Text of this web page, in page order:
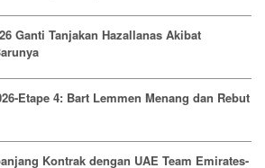
Ganti Tanjakan Hazallanas Akibat
Etape 4: Bart Lemmen Menang dan Rebut
Kontrak dengan UAE Team Emirates-